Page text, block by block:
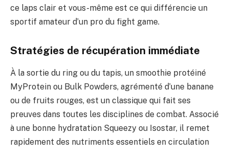
ce laps clair et vous-même est ce qui différencie un
sportif amateur d’un pro du fight game.
Stratégies de récupération immédiate
À la sortie du ring ou du tapis, un smoothie protéiné
MyProtein ou Bulk Powders, agrémenté d’une banane
ou de fruits rouges, est un classique qui fait ses
preuves dans toutes les disciplines de combat. Associé
à une bonne hydratation Squeezy ou Isostar, il remet
rapidement des nutriments essentiels en circulation